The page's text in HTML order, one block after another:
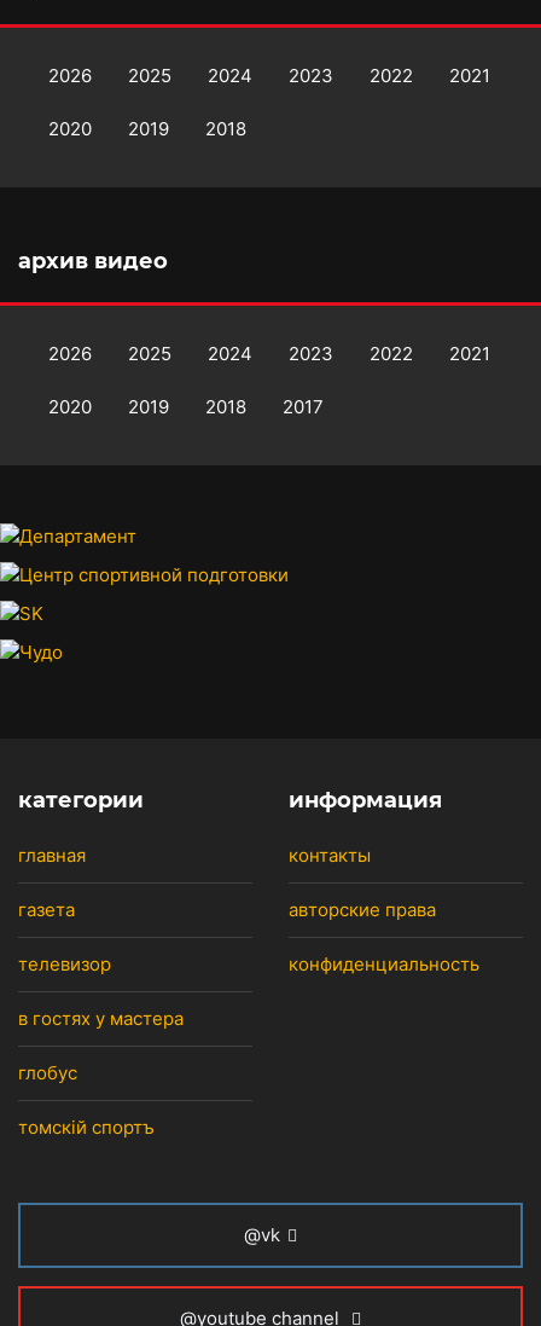
2026 2025 2024 2023 2022 2021
2020 2019 2018
архив видео
2026 2025 2024 2023 2022 2021
2020 2019 2018 2017
категории
главная
газета
телевизор
в гостях у мастера
глобус
томскiй спортъ
информация
контакты
авторские права
конфиденциальность
@vk
@youtube channel